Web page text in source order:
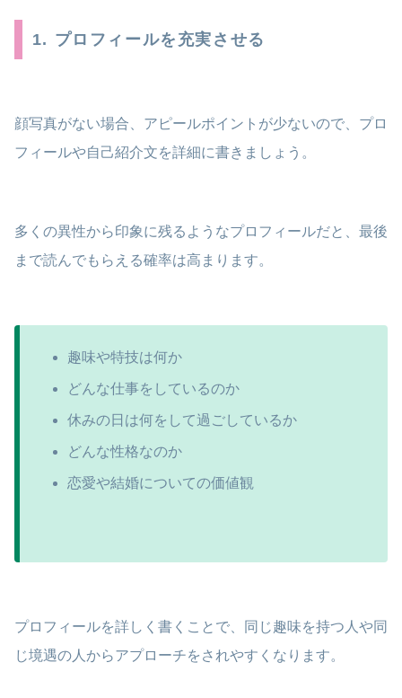
1. プロフィールを充実させる
顔写真がない場合、アピールポイントが少ないので、プロ
フィールや自己紹介文を詳細に書きましょう。
多くの異性から印象に残るようなプロフィールだと、最後
まで読んでもらえる確率は高まります。
趣味や特技は何か
どんな仕事をしているのか
休みの日は何をして過ごしているか
どんな性格なのか
恋愛や結婚についての価値観
プロフィールを詳しく書くことで、同じ趣味を持つ人や同
じ境遇の人からアプローチをされやすくなります。